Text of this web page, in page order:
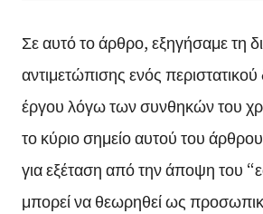
Σε αυτό το άρθρο, εξηγήσαμε τη
αντιμετώπισης ενός
έργου λόγω των συνθηκών του
το κύριο σημείο αυτού του
για εξέταση από την άποψη του
μπορεί να θεωρηθεί ως